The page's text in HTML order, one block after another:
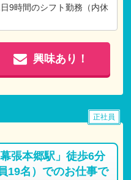
9時間のシフト勤務（内休
興味あり！
張本郷駅」徒歩6分
19名）でのお仕事で
正社員